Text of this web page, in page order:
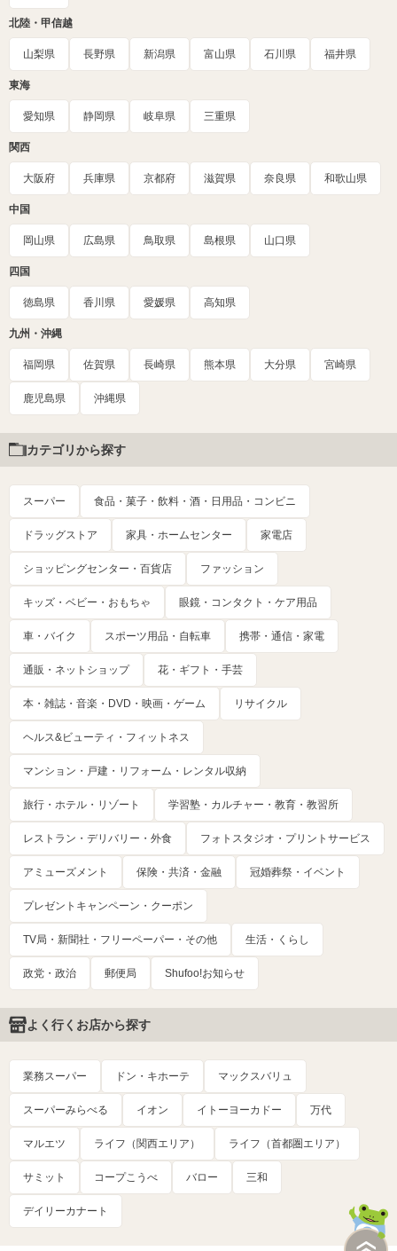
北陸・甲信越
山梨県 長野県 新潟県 富山県 石川県 福井県
東海
愛知県 静岡県 岐阜県 三重県
関西
大阪府 兵庫県 京都府 滋賀県 奈良県 和歌山県
中国
岡山県 広島県 鳥取県 島根県 山口県
四国
徳島県 香川県 愛媛県 高知県
九州・沖縄
福岡県 佐賀県 長崎県 熊本県 大分県 宮崎県
鹿児島県 沖縄県
カテゴリから探す
スーパー 食品・菓子・飲料・酒・日用品・コンビニ
ドラッグストア 家具・ホームセンター 家電店
ショッピングセンター・百貨店 ファッション
キッズ・ベビー・おもちゃ 眼鏡・コンタクト・ケア用品
車・バイク スポーツ用品・自転車 携帯・通信・家電
通販・ネットショップ 花・ギフト・手芸
本・雑誌・音楽・DVD・映画・ゲーム リサイクル
ヘルス&ビューティ・フィットネス
マンション・戸建・リフォーム・レンタル収納
旅行・ホテル・リゾート 学習塾・カルチャー・教育・教習所
レストラン・デリバリー・外食 フォトスタジオ・プリントサービス
アミューズメント 保険・共済・金融 冠婚葬祭・イベント
プレゼントキャンペーン・クーポン
TV局・新聞社・フリーペーパー・その他 生活・くらし
政党・政治 郵便局 Shufoo!お知らせ
よく行くお店から探す
業務スーパー ドン・キホーテ マックスバリュ
スーパーみらべる イオン イトーヨーカドー 万代
マルエツ ライフ（関西エリア） ライフ（首都圏エリア）
サミット コープこうべ バロー 三和
デイリーカナート